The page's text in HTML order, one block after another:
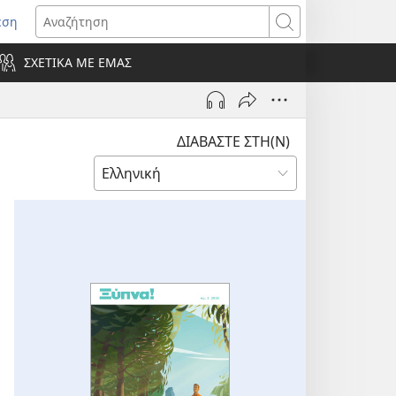
Αναζήτηση
ΣΧΕΤΙΚΑ ΜΕ ΕΜΑΣ
ΔΙΑΒΑΣΤΕ ΣΤΗ(Ν)